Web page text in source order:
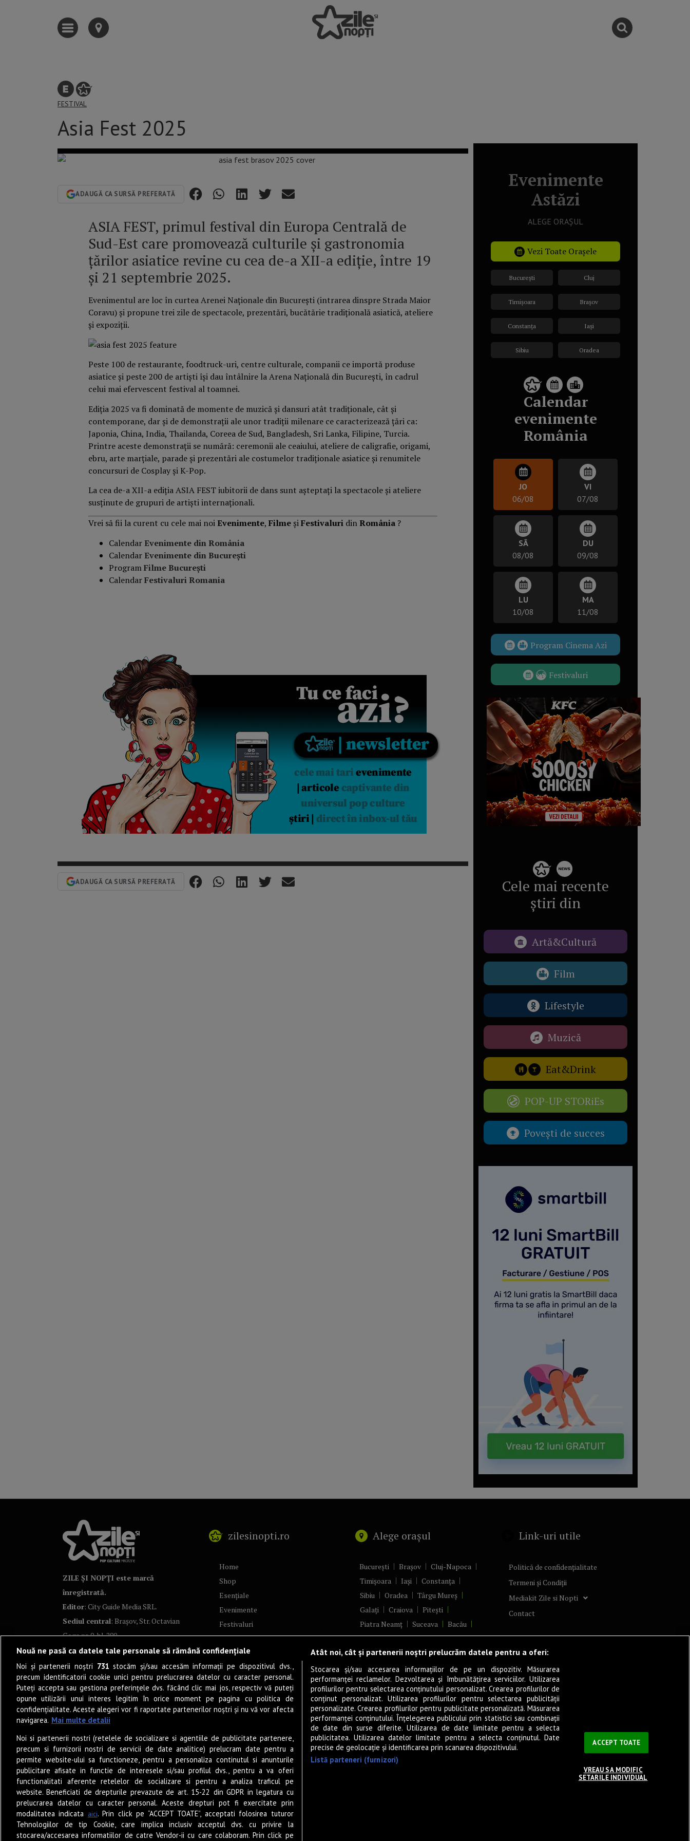
FESTIVAL
Asia Fest 2025
ADAUGĂ CA SURSĂ PREFERATĂ
ASIA FEST, primul festival din Europa Centrală de
Sud-Est care promovează culturile și gastronomia
țărilor asiatice revine cu cea de-a XII-a ediție, între 19
și 21 septembrie 2025.
Evenimentul are loc în curtea Arenei Naționale din București (intrarea dinspre Strada Maior
Coravu) și propune trei zile de spectacole, prezentări, bucătărie tradițională asiatică, ateliere
și expoziții.
Peste 100 de restaurante, foodtruck-uri, centre culturale, companii ce importă produse
asiatice și peste 200 de artiști își dau întâlnire la Arena Națională din București, în cadrul
celui mai efervescent festival al toamnei.
Ediția 2025 va fi dominată de momente de muzică și dansuri atât tradiționale, cât și
contemporane, dar și de demonstrații ale unor tradiții milenare ce caracterizează țări ca:
Japonia, China, India, Thailanda, Coreea de Sud, Bangladesh, Sri Lanka, Filipine, Turcia.
Printre aceste demonstrații se numără: ceremonii ale ceaiului, ateliere de caligrafie, origami,
ebru, arte marțiale, parade și prezentări ale costumelor tradiționale asiatice și renumitele
concursuri de Cosplay și K-Pop.
La cea de-a XII-a ediția ASIA FEST iubitorii de dans sunt așteptați la spectacole și ateliere
susținute de grupuri de artiști internaționali.
Vrei să fii la curent cu cele mai noiEvenimente, Filme șiFestivaluri dinRomânia ?
Calendar Evenimente din România
Calendar Evenimente din București
ProgramFilme București
CalendarFestivaluri Romania
ADAUGĂ CA SURSĂ PREFERATĂ
Evenimente
Astăzi
ALEGE ORAȘUL
Vezi Toate Orașele
București
Timișoara
Constanța
Sibiu
Cluj
Brașov
Iași
Oradea
Calendar
evenimente
România
JO
06/08
VI
07/08
SÂ
08/08
DU
09/08
LU
10/08
MA
11/08
Program Cinema Azi
Festivaluri
Cele mai recente
știri din
Artă&Cultură
Film
Lifestyle
Muzică
Eat&Drink
POP-UP STORiEs
Povești de succes
ZILE ȘI NOPȚI este marcă
înregistrată.
Editor: City Guide Media SRL.
Sediul central: Brașov, Str. Octavian
Goga nr. 9, bl. 290
zilesinopti.ro
Home
Shop
Esențiale
Evenimente
Festivaluri
Concerte
Artă & Cultură
Teatru
Film
Program filme
Lifestyle
Muzică
Sunete Live
Eat & Drink
POP-UP Stories
Junior
Newsletter
Alege orașul
București Brașov
Cluj-Napoca
Timișoara
Iași
Constanța
Sibiu
Oradea
Târgu Mureș
Galați
Craiova
Pitești
Piatra Neamț
Suceava
Bacău
Brăila
Ploiești
Râmnicu Vâlcea
Alba Iulia
Arad
Bistrița
Baia Mare
Satu Mare
Sfântu Gheorghe
Deva
Focșani
Tulcea
Târgu Jiu
Alexandria
Botoșani
Buzău Vaslui
Reșița
Târgoviște
Drobeta-Turnu Severin
Călărași
Giurgiu
Slobozia
Slatina
Miercurea-Ciuc
Link-uri utile
Politică de confidențialitate
Termeni și Condiții
Mediakit Zile si Nopti
Contact
Nouă ne pasă ca datele tale personale să rămână confidențiale
Noi și partenerii noștri 731 stocăm și/sau accesăm informații pe dispozitivul dvs.,
precum identificatorii cookie unici pentru prelucrarea datelor cu caracter personal.
Puteți accepta sau gestiona preferințele dvs. făcând clic mai jos, respectiv vă puteți
opune utilizării unui interes legitim în orice moment pe pagina cu politica de
confidențialitate. Aceste alegeri vor fi raportate partenerilor noștri și nu vă vor afecta
navigarea. Mai multe detalii
Noi si partenerii nostri (retelele de socializare si agentiile de publicitate partenere,
precum si furnizorii nostri de servicii de date analitice) prelucram date pentru a
permite website-ului sa functioneze, pentru a personaliza continutul si anunturile
publicitare afisate in functie de interesele si/sau profilul dvs., pentru a va oferi
functionalitati aferente retelelor de socializare si pentru a analiza traficul pe
website. Beneficiati de drepturile prevazute de art. 15-22 din GDPR in legatura cu
prelucrarea datelor cu caracter personal. Aceste drepturi pot fi exercitate prin
modalitatea indicata aici. Prin click pe “ACCEPT TOATE”, acceptati folosirea tuturor
Tehnologiilor de tip Cookie, care implica inclusiv acceptul dvs. cu privire la
stocarea/accesarea informatiilor de catre Vendor-ii cu care colaboram. Prin click pe
Atât noi, cât și partenerii noștri prelucrăm datele pentru a oferi:
Stocarea și/sau accesarea informațiilor de pe un dispozitiv. Măsurarea
performanței reclamelor. Dezvoltarea și îmbunătățirea serviciilor. Utilizarea
profilurilor pentru selectarea conținutului personalizat. Crearea profilurilor de
conținut personalizat. Utilizarea profilurilor pentru selectarea publicității
personalizate. Crearea profilurilor pentru publicitate personalizată. Măsurarea
performanței conținutului. Înțelegerea publicului prin statistici sau combinații
de date din surse diferite. Utilizarea de date limitate pentru a selecta
publicitatea. Utilizarea datelor limitate pentru a selecta conținutul. Date
precise de geolocație și identificarea prin scanarea dispozitivului.
Listă parteneri (furnizori)
ACCEPT TOATE
VREAU SA MODIFIC
SETARILE INDIVIDUAL